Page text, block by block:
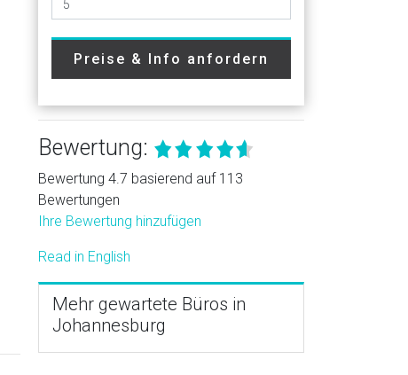
Preise & Info anfordern
Bewertung:
Bewertung 4.7 basierend auf 113
Bewertungen
Ihre Bewertung hinzufügen
Read in English
Mehr gewartete Büros in
Johannesburg